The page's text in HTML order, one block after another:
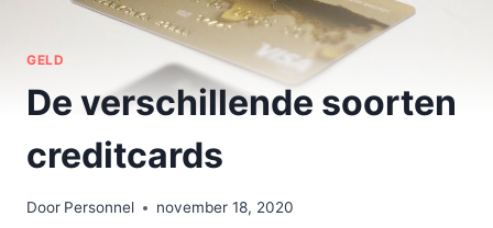
GELD
De verschillende soorten
creditcards
Door Personnel november 18, 2020